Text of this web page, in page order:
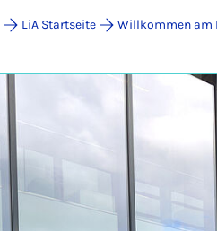
LiA Startseite Willkommen am